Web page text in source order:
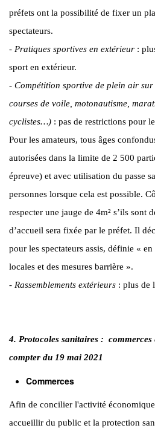
préfets ont la possibilité de fixer un
spectateurs.
- Pratiques sportives en extérieur :
sport en extérieur.
- Compétition sportive de plein air sur
courses de voile, motonautisme,
cyclistes…) : pas de restrictions pour
Pour les amateurs, tous âges
autorisées dans la limite de 2 500
épreuve) et avec utilisation du passe
personnes lorsque cela est possible.
respecter une jauge de 4m² s’ils sont
d’accueil sera fixée par le préfet. Il
pour les spectateurs assis, définie «
locales et des mesures barrière ».
- Rassemblements extérieurs : plus de
4. Protocoles sanitaires : commerces
compter du 19 mai 2021
Commerces
Afin de concilier l'activité économique
accueillir du public et la protection